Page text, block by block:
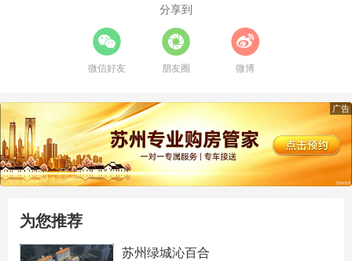
体环绕，无论是日常购物还是去湖西、湖东CBD上
班，都非常便捷，为
改善家庭
提供了完美的生活支
撑。 更大的看点在于未来。整个
独墅湖西板块
湖东之后的新一代城市文化核心与中央生活区，区域
潜力巨大，是值得关注的苏州房产 价值高地。
分享到
微信好友 朋友圈 微博
广告
为您推荐
苏州绿城沁百合